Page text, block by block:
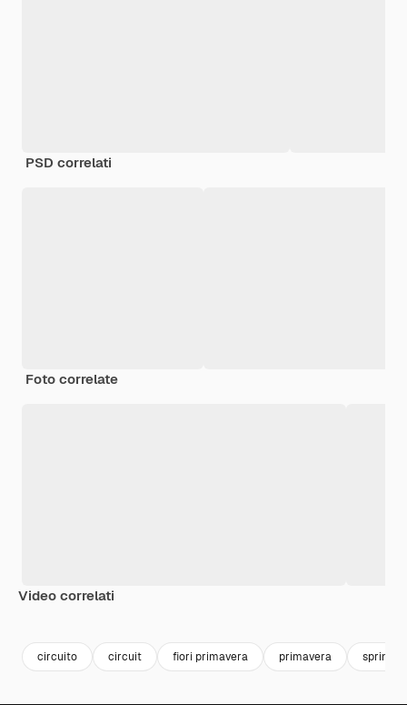
PSD correlati
Foto correlate
Video correlati
circuito circuit fiori primavera primavera spring